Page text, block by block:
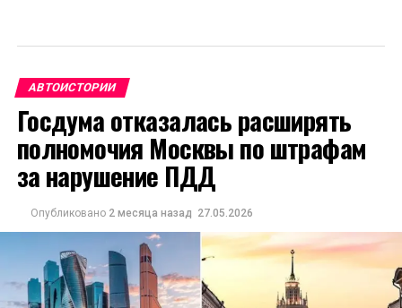
АВТОИСТОРИИ
Госдума отказалась расширять
полномочия Москвы по штрафам
за нарушение ПДД
Опубликовано 2 месяца назад 27.05.2026